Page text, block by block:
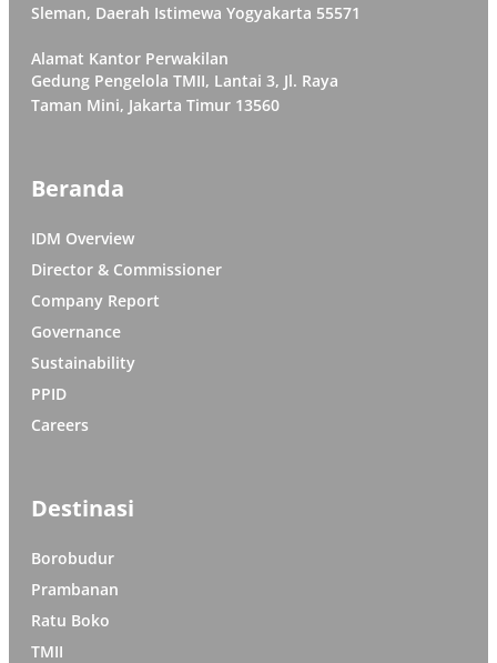
Sleman, Daerah Istimewa Yogyakarta 55571
Alamat Kantor Perwakilan
Gedung Pengelola TMII, Lantai 3, Jl. Raya
Taman Mini, Jakarta Timur 13560
Beranda
IDM Overview
Director & Commissioner
Company Report
Governance
Sustainability
PPID
Careers
Destinasi
Borobudur
Prambanan
Ratu Boko
TMII